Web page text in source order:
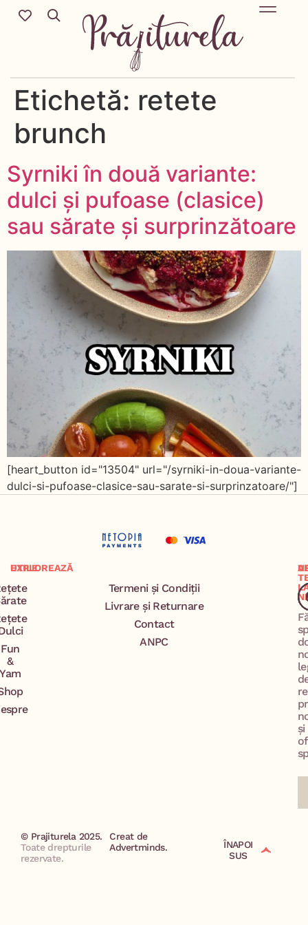
Etichetă: retete
brunch
Syrniki în două variante:
dulci și pufoase (clasice)
sau sărate și surprinzătoare
[heart_button id="13504" url="/syrniki-in-doua-variante-
dulci-si-pufoase-clasice-sau-sarate-si-surprinzatoare/"]
EXPLOREAZĂ
Fun
&
Yam
UTILE
Termeni și Condiții
Livrare și Returnare
Contact
ANPC
și
© Prajiturela 2025.
Toate drepturile
rezervate.
Creat de
Advertminds.
ÎNAPOI
SUS